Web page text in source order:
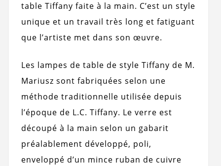
table Tiffany faite à la main. C’est un style
unique et un travail très long et fatiguant
que l’artiste met dans son œuvre.
Les lampes de table de style Tiffany de M.
Mariusz sont fabriquées selon une
méthode traditionnelle utilisée depuis
l’époque de L.C. Tiffany. Le verre est
découpé à la main selon un gabarit
préalablement développé, poli,
enveloppé d’un mince ruban de cuivre